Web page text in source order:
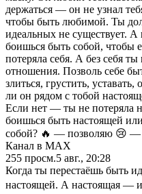
держаться — он не узнал
чтобы быть любимой. Ты
идеальных не существует.
боишься быть собой, чтобы
потеряла себя. А без себя
отношения. Позволь себе
злиться, грустить,
ли он рядом с тобой
Если нет — ты не потеряла
боишься быть настоящей
собой? 🔥 — позволяю 😢 —
Канал в МАХ
255 просм.5 авг., 20:28
Когда ты перестаёшь быть
настоящей. А настоящая —